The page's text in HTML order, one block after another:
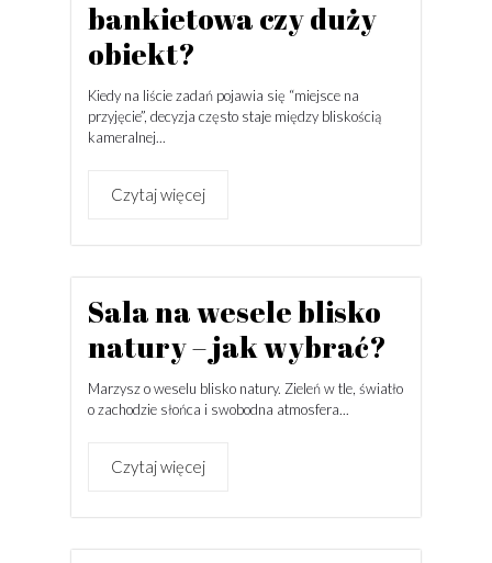
bankietowa czy duży
obiekt?
Kiedy na liście zadań pojawia się “miejsce na
przyjęcie”, decyzja często staje między bliskością
kameralnej...
Czytaj więcej
Sala na wesele blisko
natury – jak wybrać?
Marzysz o weselu blisko natury. Zieleń w tle, światło
o zachodzie słońca i swobodna atmosfera...
Czytaj więcej